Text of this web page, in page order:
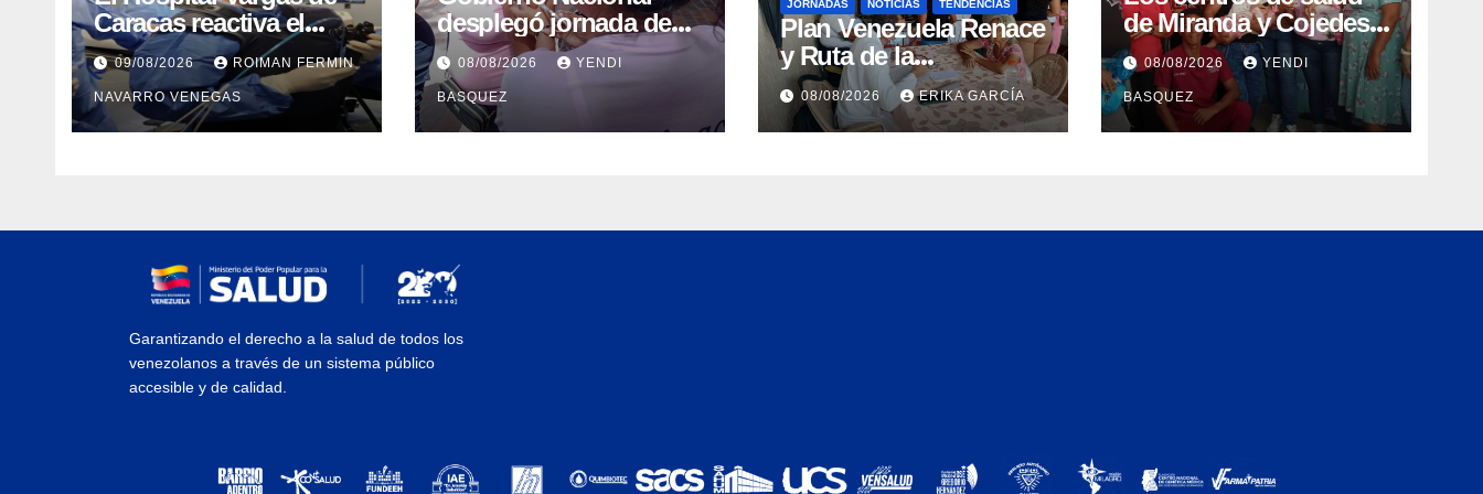
Caracas reactiva el
servicio de
Colangiopancreatograf
ía Retrógrada
Endoscópica para
09/08/2026 ROIMAN FERMIN
NAVARRO VENEGAS
desplegó jornada de
vacunación en La
Guaira para garantizar
protección
epidemiológica
08/08/2026 YENDI
BASQUEZ
JORNADAS NOTICIAS TENDENCIAS
Plan Venezuela Renace
y Ruta de la
Aragüeñidad
garantizan atención
médica integral en
08/08/2026 ERIKA GARCÍA
de Miranda y Cojedes
clausuran con éxito la
Semana Mundial de la
Lactancia Materna
08/08/2026 YENDI
BASQUEZ
Garantizando el derecho a la salud de todos los
venezolanos a través de un sistema público
accesible y de calidad.